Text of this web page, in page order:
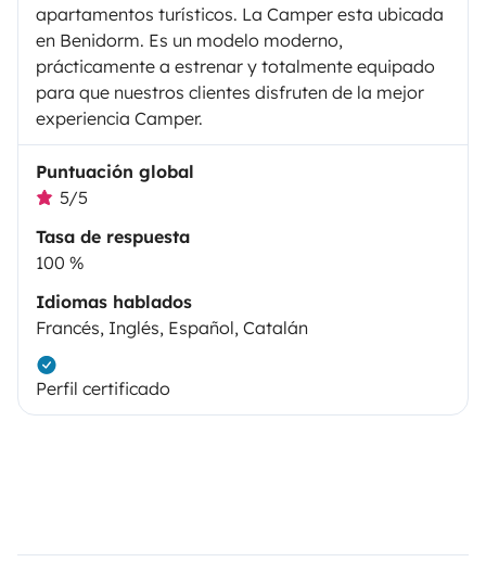
apartamentos turísticos. La Camper esta ubicada
en Benidorm. Es un modelo moderno,
prácticamente a estrenar y totalmente equipado
para que nuestros clientes disfruten de la mejor
experiencia Camper.
Puntuación global
5/5
Tasa de respuesta
100 %
Idiomas hablados
Francés, Inglés, Español, Catalán
Perfil certificado